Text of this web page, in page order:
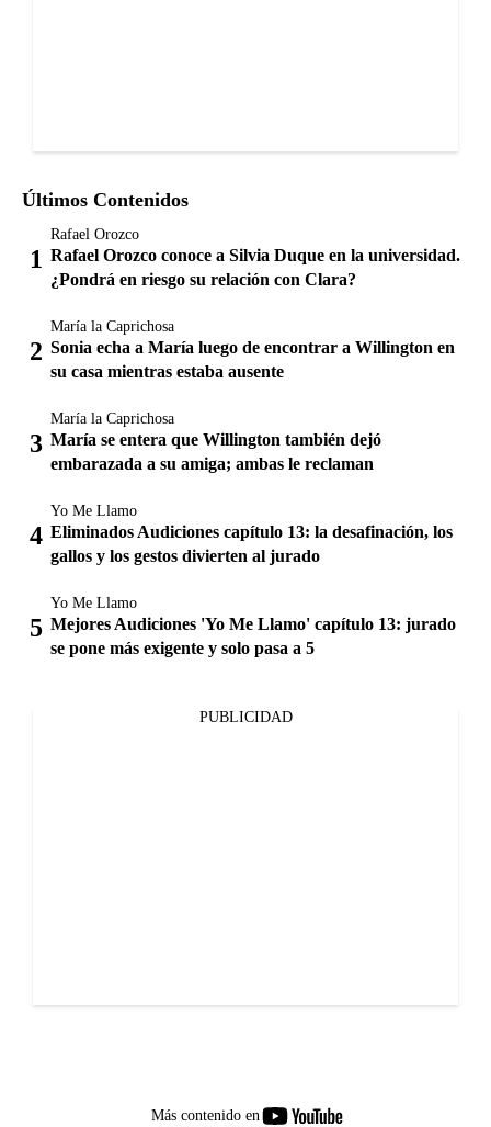
Últimos Contenidos
Rafael Orozco
Rafael Orozco conoce a Silvia Duque en la universidad.
¿Pondrá en riesgo su relación con Clara?
María la Caprichosa
Sonia echa a María luego de encontrar a Willington en
su casa mientras estaba ausente
María la Caprichosa
María se entera que Willington también dejó
embarazada a su amiga; ambas le reclaman
Yo Me Llamo
Eliminados Audiciones capítulo 13: la desafinación, los
gallos y los gestos divierten al jurado
Yo Me Llamo
Mejores Audiciones 'Yo Me Llamo' capítulo 13: jurado
se pone más exigente y solo pasa a 5
PUBLICIDAD
Más contenido en youtube-